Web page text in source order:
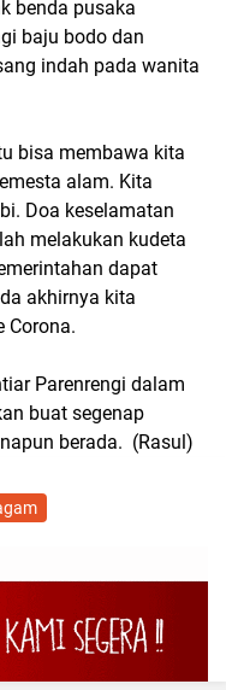
benda pusaka
baju bodo dan
indah pada wanita
bisa membawa kita
alam. Kita
Doa keselamatan
melakukan kudeta
dapat
akhirnya kita
Corona.
Parenrengi dalam
buat segenap
berada. (Rasul)